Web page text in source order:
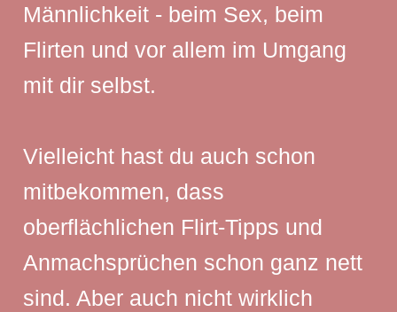
Männlichkeit - beim Sex, beim
Flirten und vor allem im Umgang
mit dir selbst.
Vielleicht hast du auch schon
mitbekommen, dass
oberflächlichen Flirt-Tipps und
Anmachsprüchen schon ganz nett
sind. Aber auch nicht wirklich